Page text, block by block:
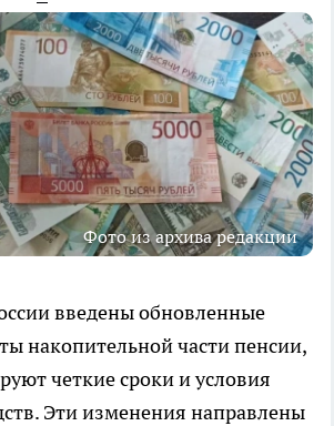
Фото из архива редакции
введены обновленные
накопительной части пенсии,
четкие сроки и условия
Эти изменения направлены